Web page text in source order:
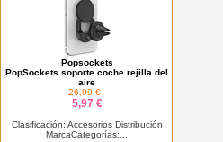
Popsockets
PopSockets soporte coche rejilla del
aire
26,99 €
5,97 €
Clasificación: Accesorios Distribución
MarcaCategorías:...